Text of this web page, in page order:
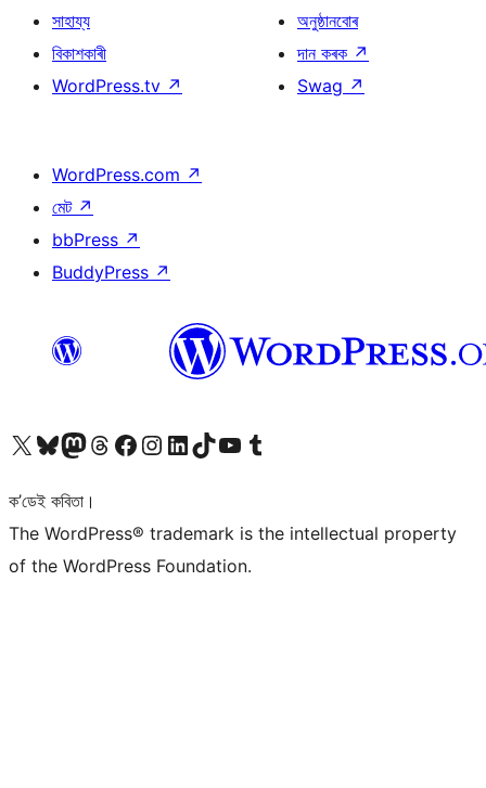
সাহায্য
বিকাশকাৰী
WordPress.tv ↗
অনুষ্ঠানবোৰ
দান কৰক ↗
Swag ↗
WordPress.com ↗
মেট ↗
bbPress ↗
BuddyPress ↗
আমাৰ X (আগৰ Twitter) একাউণ্টলৈ যাওকআমাৰ Bluesky একাউণ্টলৈ যাওকআমাৰ Mastodon একাউণ্টলৈ যাওকআমাৰ Threads একাউণ্টলৈ যাওকআমাৰ Facebook পৃষ্ঠালৈ যাওকআমাৰ Instagram একাউণ্টলৈ যাওকআমাৰ LinkedIn একাউণ্টলৈ যাওকআমাৰ TikTok একাউণ্টলৈ যাওকআমাৰ YouTube চেনেললৈ যাওকআমাৰ Tumblr একাউণ্টলৈ যাওক
ক’ডেই কবিতা।
The WordPress® trademark is the intellectual property
of the WordPress Foundation.